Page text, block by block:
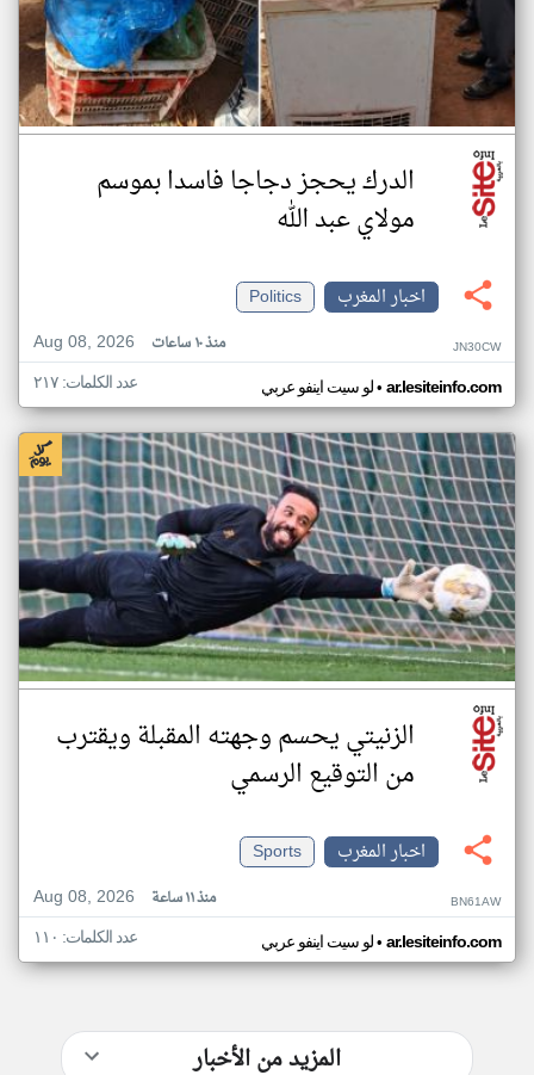
الدرك يحجز دجاجا فاسدا بموسم
مولاي عبد الله
اخبار المغرب
Politics
Aug 08, 2026
منذ ١٠ ساعات JN30CW
لو سيت اينفو عربي• ar.lesiteinfo.com عدد الكلمات: ٢١٧
الزنيتي يحسم وجهته المقبلة ويقترب
من التوقيع الرسمي
اخبار المغرب
Sports
Aug 08, 2026
منذ ١١ ساعة BN61AW
لو سيت اينفو عربي• ar.lesiteinfo.com عدد الكلمات: ١١٠
المزيد من الأخبار